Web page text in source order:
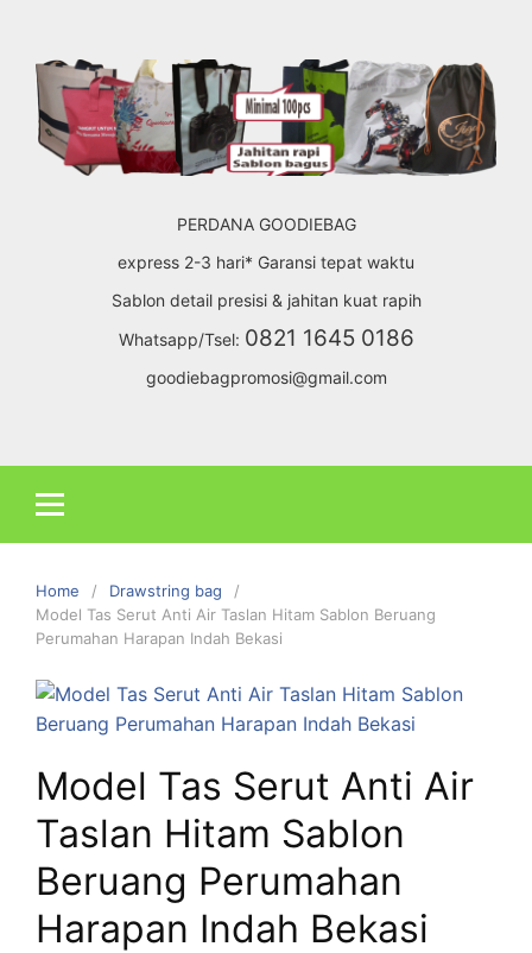
content
PERDANA GOODIEBAG
express 2-3 hari* Garansi tepat waktu
Sablon detail presisi & jahitan kuat rapih
Whatsapp/Tsel: 0821 1645 0186
goodiebagpromosi@gmail.com
Home
Drawstring bag
Model Tas Serut Anti Air Taslan Hitam Sablon Beruang
Perumahan Harapan Indah Bekasi
Model Tas Serut Anti Air
Taslan Hitam Sablon
Beruang Perumahan
Harapan Indah Bekasi